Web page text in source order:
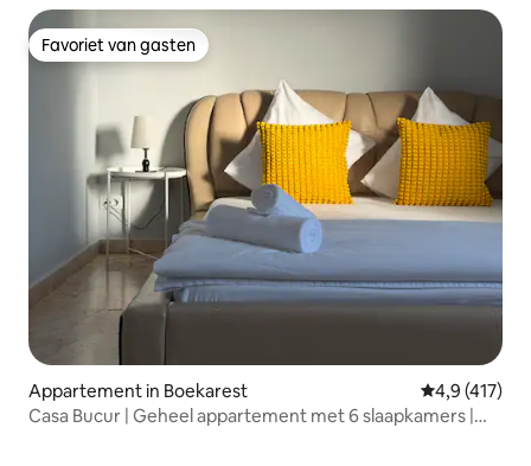
Favoriet van gasten
Favoriet van gasten
Appartement in Boekarest Gemiddelde
4,9 (417)
Casa Bucur | Geheel appartement met 6 slaapkamers |